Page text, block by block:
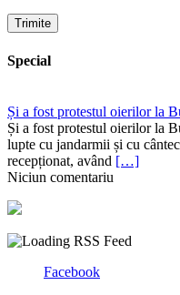
Special
Și a fost protestul oierilor la
Și a fost protestul oierilor la
lupte cu jandarmii și cu
recepționat, având […]
Niciun comentariu
Facebook